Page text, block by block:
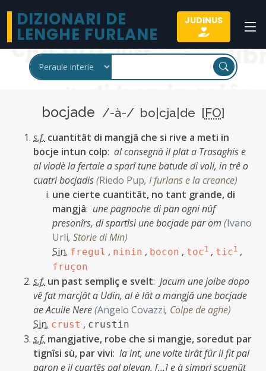
DIZIONARI DE
LENGHE FURLANE
JUDINUS
bocjade /-à-/ bo|cja|de [FO]
s.f. cuantitât di mangjâ che si rive a meti in
bocje intun colp: al consegnà il plat a Trasaghis e
al viodè la fertaie a sparî tune batude di voli, in trê o
cuatri bocjadis(Riedo Pup, I furlans e la creance)
une cierte cuantitât, no tant grande, di
mangjâ: une pagnoche di pan ogni nûf
presonîrs, di spartîsi une bocjade par om (Ivano
Urli, Storie di Min)
Sin. fregul , ninin , bocon , toc1 , tic1 ,
fruçon
s.f. un past sempliç e svelt: Jacum une joibe dopo
vê fat marcjât a Udin, al è lât a mangjâ une bocjade
ae Acuile Nere(Angelo Covazzi, Colpe de aghe)
Sin. crust , crustin
s.f. mangjative, robe che si mangje, soredut par
tignîsi sù, par vivi: la int, une volte tirât fûr il fit pal
paron e il cuartês pal plevan, […] e à simpri scugnût